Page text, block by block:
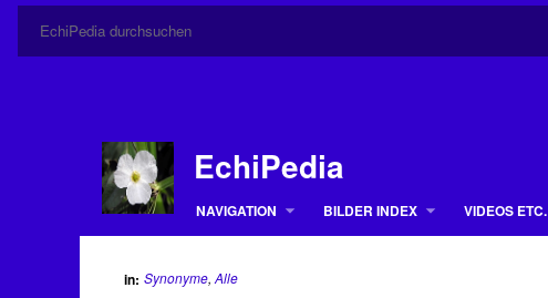
EchiPedia
NAVIGATION
BILDER INDEX VIDEOS ETC.
in: Synonyme, Alle